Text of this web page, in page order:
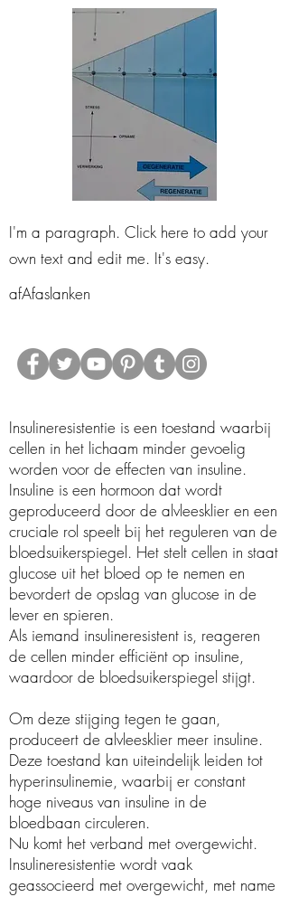
I'm a paragraph. Click here to add your
own text and edit me. It's easy.
afAfaslanken
Insulineresistentie is een toestand waarbij
cellen in het lichaam minder gevoelig
worden voor de effecten van insuline.
Insuline is een hormoon dat wordt
geproduceerd door de alvleesklier en een
cruciale rol speelt bij het reguleren van de
bloedsuikerspiegel. Het stelt cellen in staat
glucose uit het bloed op te nemen en
bevordert de opslag van glucose in de
lever en spieren.
Als iemand insulineresistent is, reageren
de cellen minder efficiënt op insuline,
waardoor de bloedsuikerspiegel stijgt.
Om deze stijging tegen te gaan,
produceert de alvleesklier meer insuline.
Deze toestand kan uiteindelijk leiden tot
hyperinsulinemie, waarbij er constant
hoge niveaus van insuline in de
bloedbaan circuleren.
Nu komt het verband met overgewicht.
Insulineresistentie wordt vaak
geassocieerd met overgewicht, met name